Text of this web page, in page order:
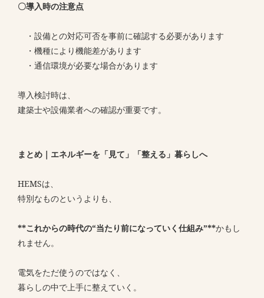
〇導入時の注意点
・設備との対応可否を事前に確認する必要があります
・機種により機能差があります
・通信環境が必要な場合があります
導入検討時は、
建築士や設備業者への確認が重要です。
まとめ｜エネルギーを「見て」「整える」暮らしへ
HEMSは、
特別なものというよりも、
**これからの時代の“当たり前になっていく仕組み”**かもし
れません。
電気をただ使うのではなく、
暮らしの中で上手に整えていく。